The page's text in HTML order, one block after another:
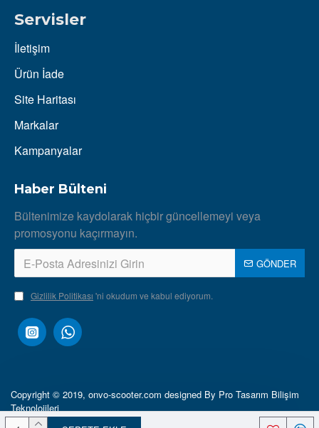
Servisler
İletişim
Ürün İade
Site Haritası
Markalar
Kampanyalar
Haber Bülteni
Bültenimize kaydolarak hiçbir güncellemeyi veya
promosyonu kaçırmayın.
GÖNDER
Gizlilik Politikası 'ni okudum ve kabul ediyorum.
Copyright © 2019, onvo-scooter.com designed By Pro Tasarım Bilişim
Teknolojileri